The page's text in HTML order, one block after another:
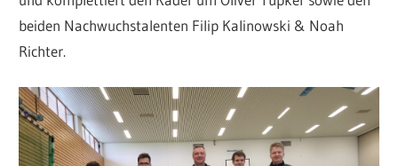
beiden Nachwuchstalenten Filip Kalinowski & Noah
Richter.